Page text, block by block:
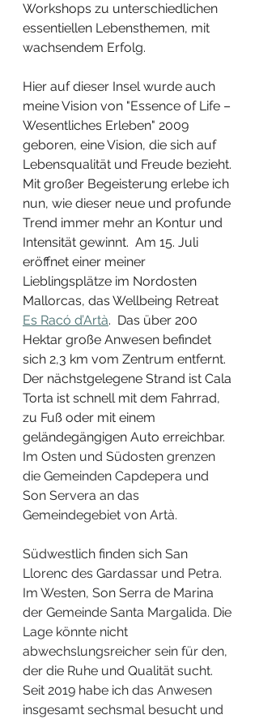
Workshops zu unterschiedlichen
essentiellen Lebensthemen, mit
wachsendem Erfolg.
Hier auf dieser Insel wurde auch
meine Vision von "Essence of Life –
Wesentliches Erleben" 2009
geboren, eine Vision, die sich auf
Lebensqualität und Freude bezieht.
Mit großer Begeisterung erlebe ich
nun, wie dieser neue und profunde
Trend immer mehr an Kontur und
Intensität gewinnt.  Am 15. Juli
eröffnet einer meiner
Lieblingsplätze im Nordosten
Mallorcas, das Wellbeing Retreat
Es Racó d’Artà.  Das über 200
Hektar große Anwesen befindet
sich 2,3 km vom Zentrum entfernt.
Der nächstgelegene Strand ist Cala
Torta ist schnell mit dem Fahrrad,
zu Fuß oder mit einem
geländegängigen Auto erreichbar.
Im Osten und Südosten grenzen
die Gemeinden Capdepera und
Son Servera an das
Gemeindegebiet von Artà.
Südwestlich finden sich San
Llorenc des Gardassar und Petra.
Im Westen, Son Serra de Marina
der Gemeinde Santa Margalida. Die
Lage könnte nicht
abwechslungsreicher sein für den,
der die Ruhe und Qualität sucht.
Seit 2019 habe ich das Anwesen
insgesamt sechsmal besucht und